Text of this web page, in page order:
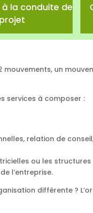
la conduite de
projet
un
services à composer :
relation de
ou les
l’entreprise.
différente ?